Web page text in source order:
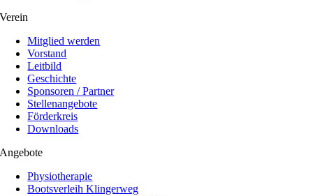
Verein
Mitglied werden
Vorstand
Leitbild
Geschichte
Sponsoren / Partner
Stellenangebote
Förderkreis
Downloads
Angebote
Physiotherapie
Bootsverleih Klingerweg